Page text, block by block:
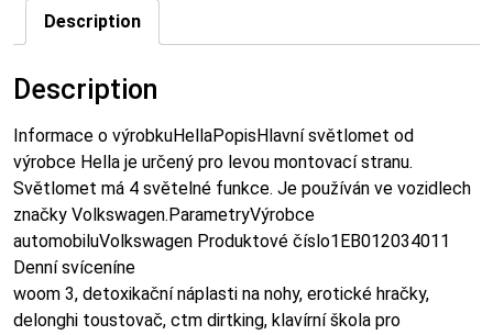
Description
Description
Informace o výrobkuHellaPopisHlavní světlomet od
výrobce Hella je určený pro levou montovací stranu.
Světlomet má 4 světelné funkce. Je používán ve vozidlech
značky Volkswagen.ParametryVýrobce
automobiluVolkswagen Produktové číslo1EB012034011
Denní svíceníne
woom 3, detoxikační náplasti na nohy, erotické hračky,
delonghi toustovač, ctm dirtking, klavírní škola pro